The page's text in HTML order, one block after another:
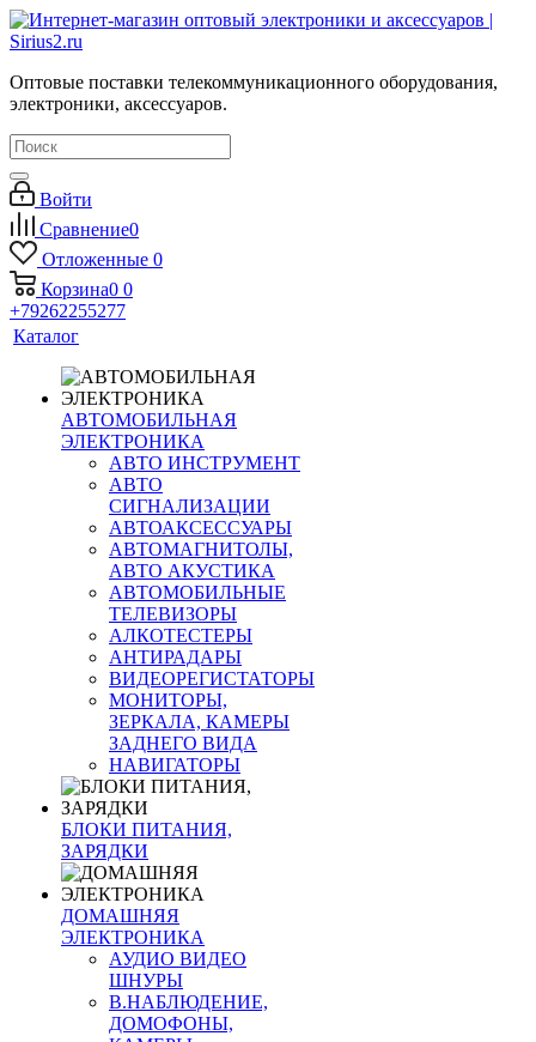
Оптовые поставки телекоммуникационного оборудования,
электроники, аксессуаров.
Войти
Сравнение0
Отложенные 0
Корзина0 0
+79262255277
Каталог
АВТОМОБИЛЬНАЯ
ЭЛЕКТРОНИКА
АВТО ИНСТРУМЕНТ
АВТО
СИГНАЛИЗАЦИИ
АВТОАКСЕССУАРЫ
АВТОМАГНИТОЛЫ,
АВТО АКУСТИКА
АВТОМОБИЛЬНЫЕ
ТЕЛЕВИЗОРЫ
АЛКОТЕСТЕРЫ
АНТИРАДАРЫ
ВИДЕОРЕГИСТАТОРЫ
МОНИТОРЫ,
ЗЕРКАЛА, КАМЕРЫ
ЗАДНЕГО ВИДА
НАВИГАТОРЫ
БЛОКИ ПИТАНИЯ,
ЗАРЯДКИ
ДОМАШНЯЯ
ЭЛЕКТРОНИКА
АУДИО ВИДЕО
ШНУРЫ
В.НАБЛЮДЕНИЕ,
ДОМОФОНЫ,